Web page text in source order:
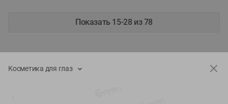
Показать 15-28 из 78
Каталог товаров
Косметика для глаз